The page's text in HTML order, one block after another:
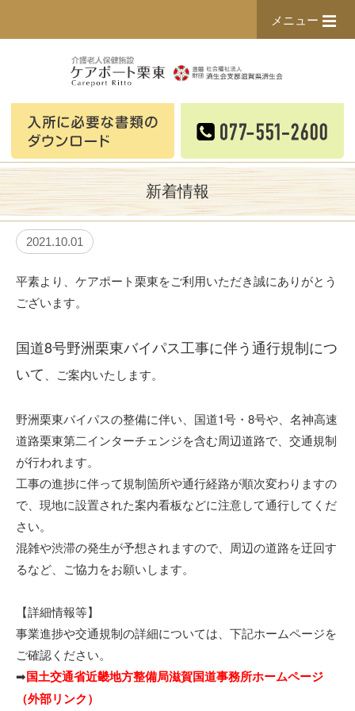
メニュー
新着情報
2021.10.01
平素より、ケアポート栗東をご利用いただき誠にありがとう
ございます。
国道8号野洲栗東バイパス工事に伴う通行規制につ
いて、ご案内いたします。
野洲栗東バイパスの整備に伴い、国道1号・8号や、名神高速
道路栗東第二インターチェンジを含む周辺道路で、交通規制
が行われます。
工事の進捗に伴って規制箇所や通行経路が順次変わりますの
で、現地に設置された案内看板などに注意して通行してくだ
さい。
混雑や渋滞の発生が予想されますので、周辺の道路を迂回す
るなど、ご協力をお願いします。
【詳細情報等】
事業進捗や交通規制の詳細については、下記ホームページを
ご確認ください。
➡国土交通省近畿地方整備局滋賀国道事務所ホームページ
（外部リンク）